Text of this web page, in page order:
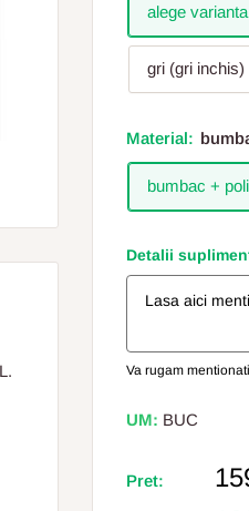
alege varianta
gri (gri inchis)
Material:
bumbac +
Detalii
Va rugam
UM: BUC
Pret: